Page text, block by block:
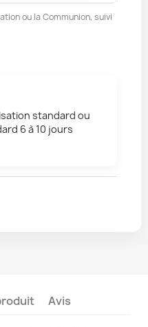
ou la Communion, suivi
standard ou
6 à 10 jours
Avis